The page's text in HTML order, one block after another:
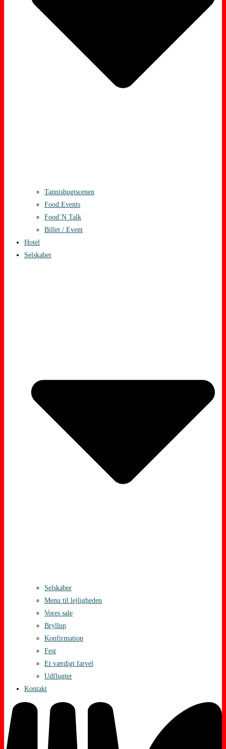
Tannisbugtscenen
Food Events
Food`N Talk
Billet / Event
Hotel
Selskaber
Selskaber
Menu til lejligheden
Vores sale
Bryllup
Konfirmation
Fest
Et værdigt farvel
Udflugter
Kontakt